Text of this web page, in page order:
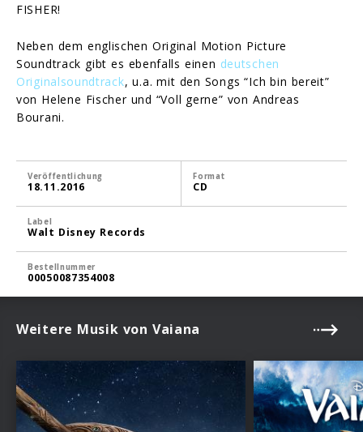
FISHER!
Neben dem englischen Original Motion Picture
Soundtrack gibt es ebenfalls einen deutschen
Originalsoundtrack, u.a. mit den Songs “Ich bin bereit”
von Helene Fischer und “Voll gerne” von Andreas
Bourani.
Veröffentlichung
18.11.2016
Format
CD
Label
Walt Disney Records
Bestellnummer
00050087354008
Weitere Musik von Vaiana